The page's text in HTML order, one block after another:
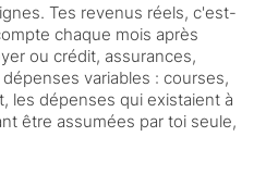
Tes revenus réels, c'est-
chaque mois après
ou crédit, assurances,
variables : courses,
les dépenses qui existaient à
être assumées par toi seule,